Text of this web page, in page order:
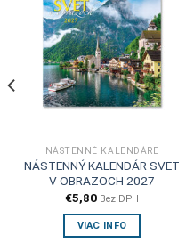
NÁSTENNÉ KALENDÁRE
NÁSTENNÝ KALENDÁR SVET
V OBRAZOCH 2027
€5,80 Bez DPH
VIAC INFO